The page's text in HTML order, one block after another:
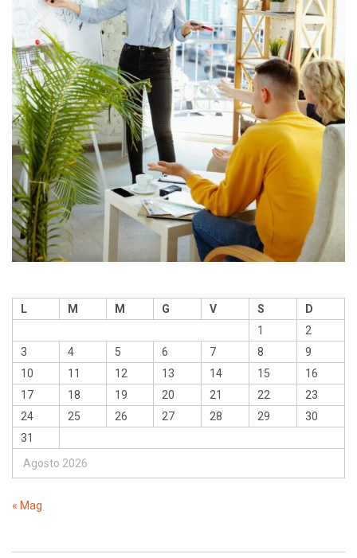
Agosto 2026
L M M G V S
D
1
2
3
4 5 6 7 8
9
10
11 12 13 14 15
16
17
18 19 20 21 22
23
24
25 26 27 28 29
30
31
« Mag